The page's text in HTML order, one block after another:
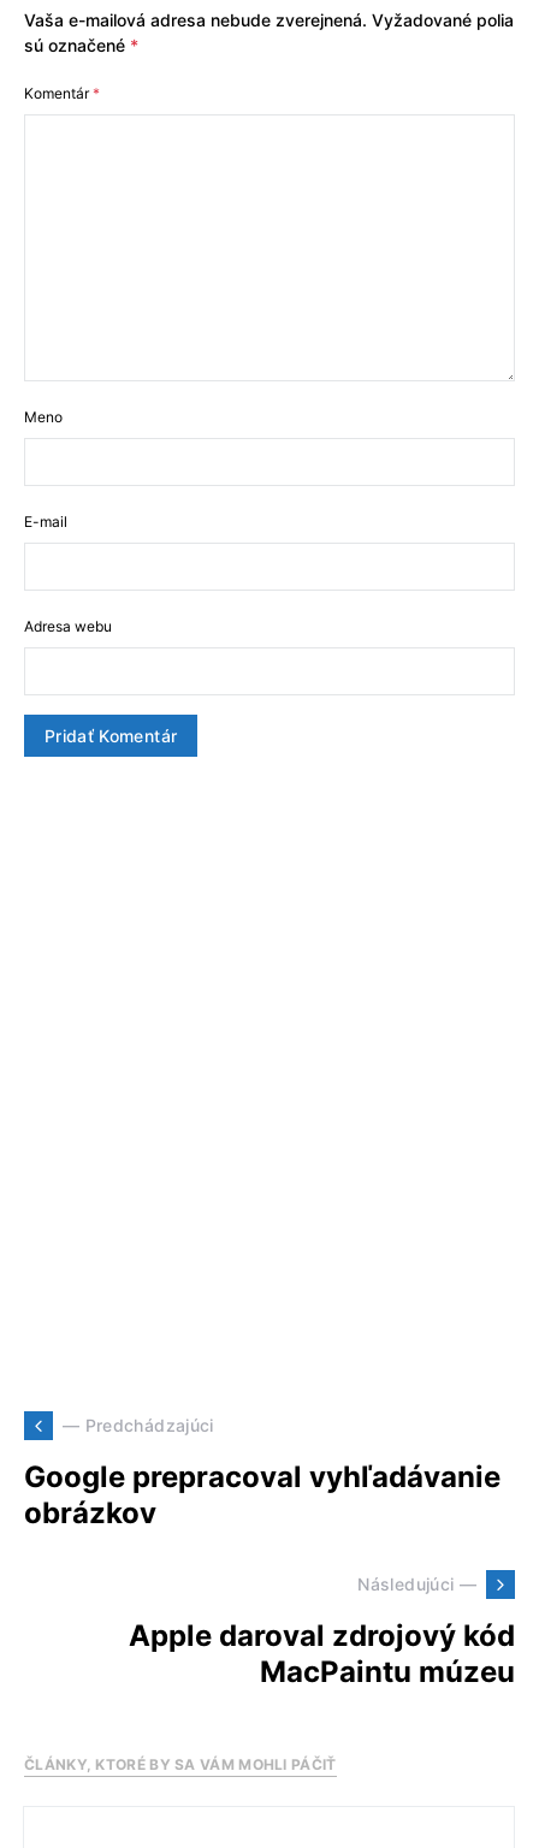
Vaša e-mailová adresa nebude zverejnená. Vyžadované polia
sú označené *
Komentár*
Meno
E-mail
Adresa webu
— Predchádzajúci
Google prepracoval vyhľadávanie
obrázkov
Následujúci —
Apple daroval zdrojový kód
MacPaintu múzeu
ČLÁNKY, KTORÉ BY SA VÁM MOHLI PÁČIŤ